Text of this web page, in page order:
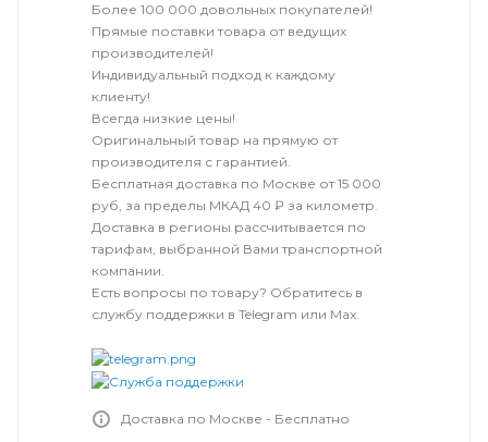
Более 100 000 довольных покупателей!
Прямые поставки товара от ведущих
производителей!
Индивидуальный подход к каждому
клиенту!
Всегда низкие цены!
Оригинальный товар на прямую от
производителя с гарантией.
Бесплатная доставка по Москве от 15 000
руб, за пределы МКАД 40 ₽ за километр.
Доставка в регионы рассчитывается по
тарифам, выбранной Вами транспортной
компании.
Есть вопросы по товару? Обратитесь в
службу поддержки в Telegram или Max.
Доставка по Москве - Бесплатно